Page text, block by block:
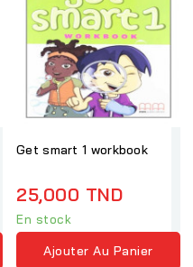
Get smart 1 workbook
25,000 TND
En stock
Ajouter Au Panier